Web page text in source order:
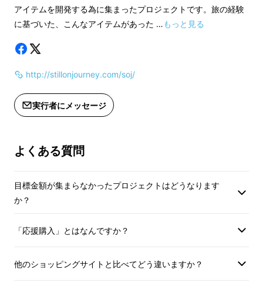
アイテムを開発する為に集まったプロジェクトです。旅の経験
に基づいた、こんなアイテムがあった …もっと見る
http://stillonjourney.com/soj/
実行者にメッセージ
よくある質問
目標金額が集まらなかったプロジェクトはどうなります
か？
「応援購入」とはなんですか？
他のショッピングサイトと比べてどう違いますか？